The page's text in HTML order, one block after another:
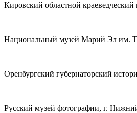
Кировский областной краеведческий
Национальный музей Марий Эл им.
Оренбургский губернаторский
Русский музей фотографии, г.